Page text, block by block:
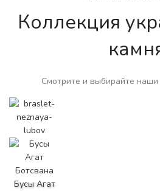
Коллекция
Смотрите и выбирайте
Бусы Агат